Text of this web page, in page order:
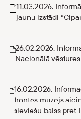
11.03.2026.
jaunu izstādi
26.02.2026.
Nacionālā
16.02.2026.
frontes muzejs
sieviešu balss pret